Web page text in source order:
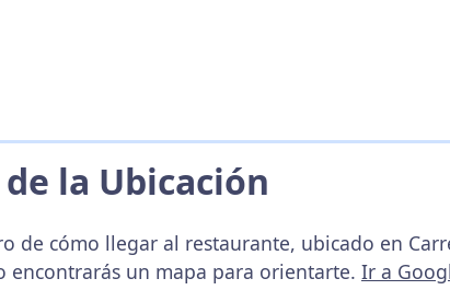
de la Ubicación
de cómo llegar al restaurante, ubicado en
encontrarás un mapa para orientarte. Ir a